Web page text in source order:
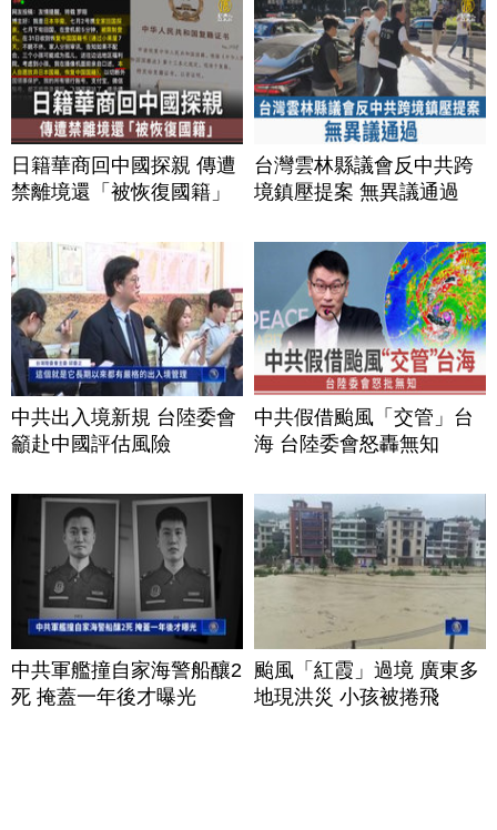
日籍華商回中國探親 傳遭
禁離境還「被恢復國籍」
台灣雲林縣議會反中共跨
境鎮壓提案 無異議通過
中共出入境新規 台陸委會
籲赴中國評估風險
中共假借颱風「交管」台
海 台陸委會怒轟無知
中共軍艦撞自家海警船釀2
死 掩蓋一年後才曝光
颱風「紅霞」過境 廣東多
地現洪災 小孩被捲飛